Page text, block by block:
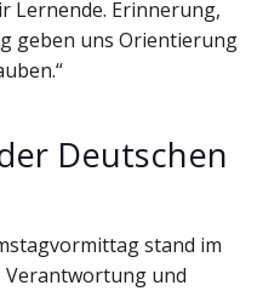
Lernende. Erinnerung,
geben uns Orientierung
Deutschen
stand im
Verantwortung und